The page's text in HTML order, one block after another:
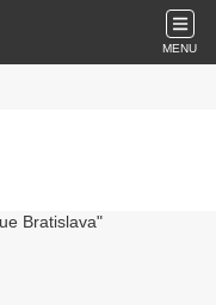
MENU